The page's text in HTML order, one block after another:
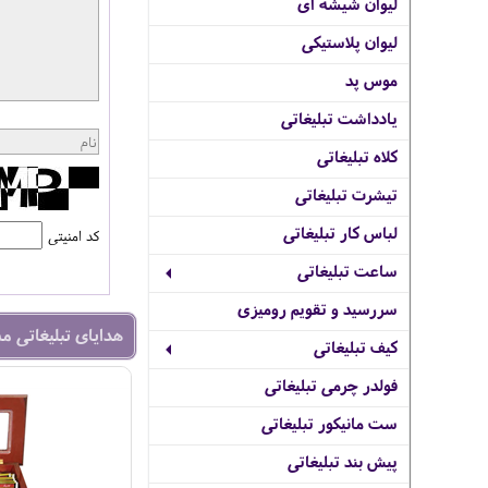
لیوان پلاستیکی
موس پد
یادداشت تبلیغاتی
کلاه تبلیغاتی
تیشرت تبلیغاتی
لباس کار تبلیغاتی
ساعت تبلیغاتی
سررسید و تقویم رومیزی
کیف تبلیغاتی
فولدر چرمی تبلیغاتی
ست مانیکور تبلیغاتی
پیش بند تبلیغاتی
کد امنیتی
هدایای تبلیغاتی